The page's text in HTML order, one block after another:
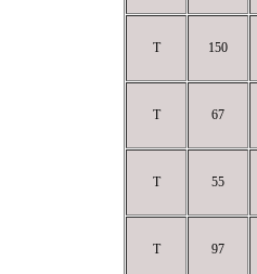
T 150
T 67
T 55
T 97